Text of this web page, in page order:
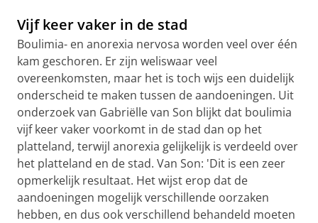
Vijf keer vaker in de stad
Boulimia- en anorexia nervosa worden veel over één
kam geschoren. Er zijn weliswaar veel
overeenkomsten, maar het is toch wijs een duidelijk
onderscheid te maken tussen de aandoeningen. Uit
onderzoek van Gabriëlle van Son blijkt dat boulimia
vijf keer vaker voorkomt in de stad dan op het
platteland, terwijl anorexia gelijkelijk is verdeeld over
het platteland en de stad. Van Son: 'Dit is een zeer
opmerkelijk resultaat. Het wijst erop dat de
aandoeningen mogelijk verschillende oorzaken
hebben, en dus ook verschillend behandeld moeten